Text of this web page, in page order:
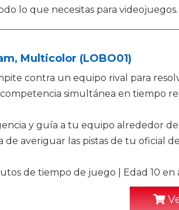
lo que necesitas para videojuegos.
Multicolor (LOBO01)
contra un equipo rival para
simultánea en tiempo
y guía a tu equipo alrededor
de averiguar las pistas de tu oficial
de tiempo de juego | Edad 10 en